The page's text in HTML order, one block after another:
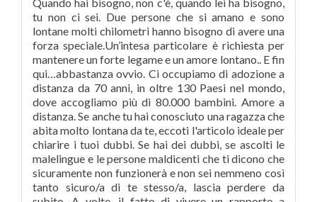
tu non ci sei. Due persone che si amano e sono
lontane molti chilometri hanno bisogno di avere una
forza speciale.Un’intesa particolare è richiesta per
mantenere un forte legame e un amore lontano.. E fin
qui…abbastanza ovvio. Ci occupiamo di adozione a
distanza da 70 anni, in oltre 130 Paesi nel mondo,
dove accogliamo più di 80.000 bambini. Amore a
distanza. Se anche tu hai conosciuto una ragazza che
abita molto lontana da te, eccoti l'articolo ideale per
chiarire i tuoi dubbi. Se hai dei dubbi, se ascolti le
malelingue e le persone maldicenti che ti dicono che
sicuramente non funzionerà e non sei nemmeno così
tanto sicuro/a di te stesso/a, lascia perdere da